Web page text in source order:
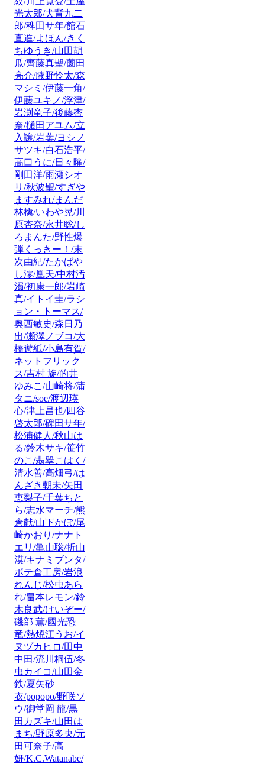
光太郎/犬背九二
郎/稗田サ年/館石
直進/よほん/きく
ちゆうき/山田胡
瓜/齊藤真聖/薗田
亮介/腋野怜太/森
マシミ/伊藤一角/
伊藤ユキノ/浮津/
岩渕竜子/後藤杏
奈/樋田アユム/立
入譲/岩葉/ヨシノ
サツキ/白石浩平/
高口うに/日々曜/
剛田洋/雨瀬シオ
リ/秋波聖/すぎや
ますみれ/まんだ
林檎/いわや晃/川
原杏奈/永井聡/し
ろまんた/野性爆
弾くっきー！/末
次由紀/たかばや
し澪/凰天/中村汚
濁/初康一郎/岩崎
真/イトイ圭/ラシ
ョン・トーマス/
奥西敏史/森日乃
出/瀬澤ノブコ/大
橋遊紙/小島有賀/
ネットフリック
ス/吉村 旋/的井
ゆみこ/山崎将/蒲
タニ/soe/渡辺瑛
心/津上昌也/四谷
啓太郎/碑田サ年/
松浦健人/秋山は
る/鈴木サキ/笹竹
のこ/翡翠こはく/
清水善/高畑弓/は
んざき朝未/矢田
恵梨子/千葉ちと
ら/志水マーチ/熊
倉献/山下かぼ/尾
崎かおり/ナナト
エリ/亀山聡/折山
漠/キナミブンタ/
ポテ倉工房/岩浪
れんじ/松虫あら
れ/畠本レモン/鈴
木良武/けいぞー/
磯部 薫/國光恐
竜/熱焼江うお/イ
ヌヅカヒロ/田中
中田/流川桐伍/冬
虫カイコ/山田金
鉄/夏矢砂
衣/popopo/野咲ソ
ウ/御堂岡 龍/黒
田カズキ/山田は
まち/野原多央/元
田可奈子/高
妍/K.C.Watanabe/